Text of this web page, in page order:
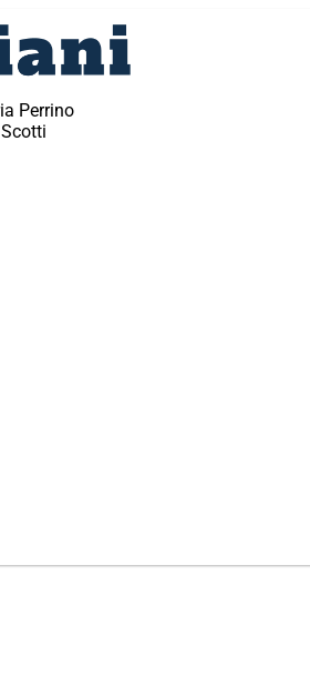
Perrino